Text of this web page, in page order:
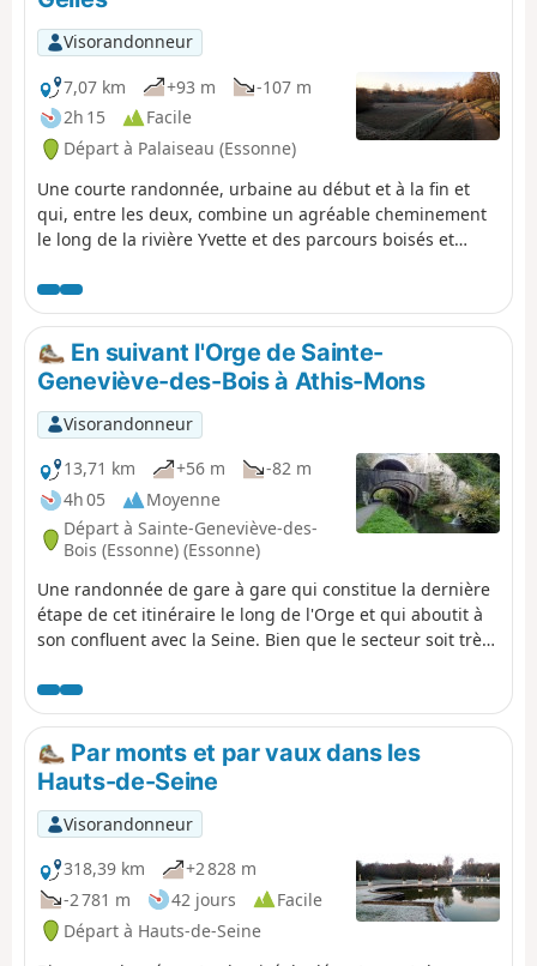
Visorandonneur
7,07 km
+93 m
-107 m
2h 15
Facile
Départ à Palaiseau (Essonne)
Une courte randonnée, urbaine au début et à la fin et
qui, entre les deux, combine un agréable cheminement
le long de la rivière Yvette et des parcours boisés et
En suivant l'Orge de Sainte-
Geneviève-des-Bois à Athis-Mons
Visorandonneur
13,71 km
+56 m
-82 m
4h 05
Moyenne
Départ à Sainte-Geneviève-des-
Bois (Essonne) (Essonne)
Une randonnée de gare à gare qui constitue la dernière
étape de cet itinéraire le long de l'Orge et qui aboutit à
son confluent avec la Seine. Bien que le secteur soit très
et qui nous fait jouer à saute-mouton avec elle, offre
souvent un parcours bucolique.
Par monts et par vaux dans les
Hauts-de-Seine
Visorandonneur
318,39 km
+2 828 m
-2 781 m
42 jours
Facile
Départ à Hauts-de-Seine